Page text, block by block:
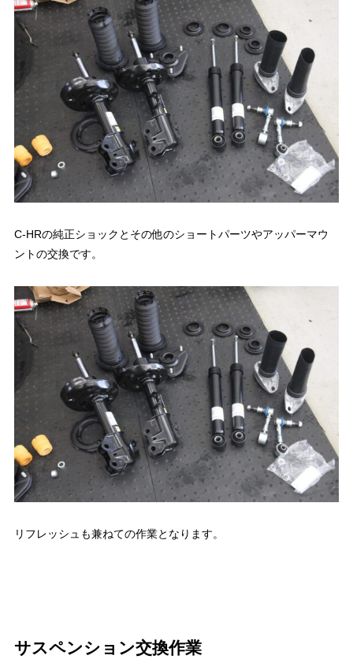
C-HRの純正ショックとその他のショートパーツやアッパーマウ
ントの交換です。
リフレッシュも兼ねての作業となります。
サスペンション交換作業